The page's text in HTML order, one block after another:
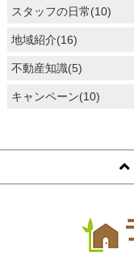
スタッフの日常(10)
地域紹介(16)
不動産知識(5)
キャンペーン(10)